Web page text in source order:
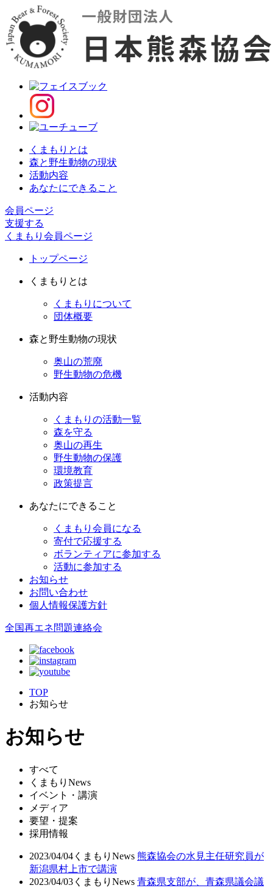
くまもりとは
森と野生動物の現状
活動内容
あなたにできること
会員ページ
支援する
くまもり会員ページ
トップページ
くまもりとは
くまもりについて
団体概要
森と野生動物の現状
奥山の荒廃
野生動物の危機
活動内容
くまもりの活動一覧
森を守る
奥山の再生
野生動物の保護
環境教育
政策提言
あなたにできること
くまもり会員になる
寄付で応援する
ボランティアに参加する
活動に参加する
お知らせ
お問い合わせ
個人情報保護方針
全国再エネ問題連絡会
TOP
お知らせ
お知らせ
すべて
くまもりNews
イベント・講演
メディア
要望・提案
採用情報
2023/04/04 くまもりNews 熊森協会の水見主任研究員が
新潟県村上市で講演
2023/04/03 くまもりNews 青森県支部が、青森県議会議